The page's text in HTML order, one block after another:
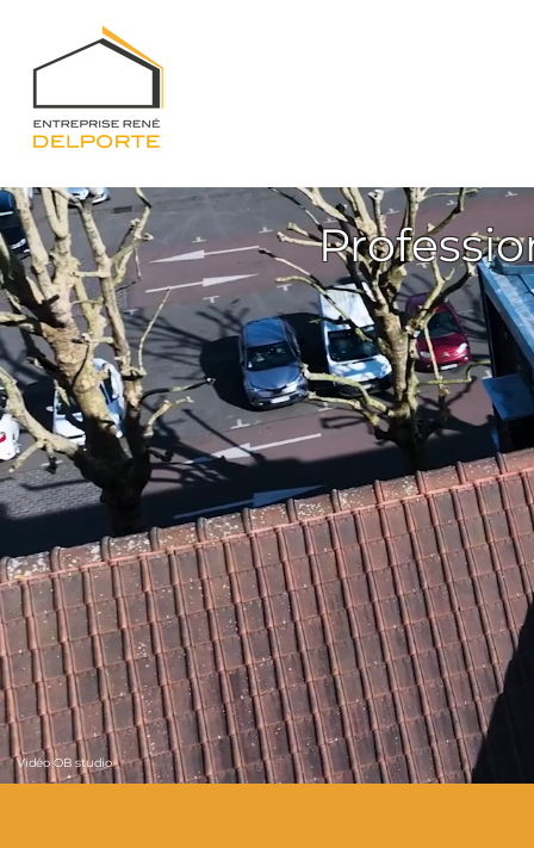
Vidéo OB studio